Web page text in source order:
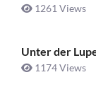
1261 Views
Unter der
1174 Views